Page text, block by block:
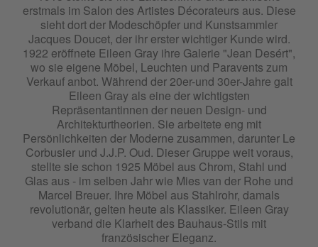
erstmals im Salon des Artistes Décorateurs aus. Diese
sieht dort der Modeschöpfer und Kunstsammler
Jacques Doucet, der ihr erster wichtiger Kunde wird.
1922 eröffnete Eileen Gray ihre Galerie "Jean Desért",
wo sie eigene Möbel, Leuchten und Paravents zum
Verkauf anbot. Während der 20er-und 30er-Jahre galt
Eileen Gray als eine der wichtigsten
Repräsentantinnen der neuen Design- und
Architekturtheorien. Sie arbeitete eng mit
Persönlichkeiten der Moderne zusammen, darunter Le
Corbusier und J.J.P. Oud. Dieser Gruppe weit voraus,
stellte sie schon 1925 Möbel aus Chrom, Stahl und
Glas aus - im selben Jahr wie Mies van der Rohe und
Marcel Breuer. Ihre Möbel aus Stahlrohr, damals
revolutionär, gelten heute als Klassiker. Eileen Gray
verband die Klarheit des Bauhaus-Stils mit
französischer Eleganz.